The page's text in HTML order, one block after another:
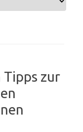
Tipps zur